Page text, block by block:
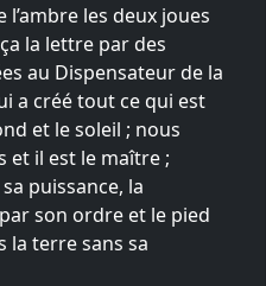
l’ambre les deux joues
la lettre par des
au Dispensateur de la
a créé tout ce qui est
et le soleil ; nous
et il est le maître ;
puissance, la
son ordre et le pied
la terre sans sa